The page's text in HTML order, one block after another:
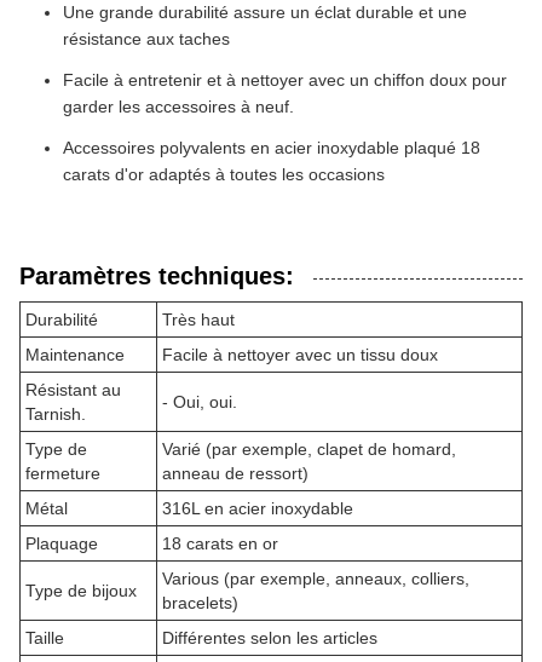
Une grande durabilité assure un éclat durable et une
résistance aux taches
Facile à entretenir et à nettoyer avec un chiffon doux pour
garder les accessoires à neuf.
Accessoires polyvalents en acier inoxydable plaqué 18
carats d'or adaptés à toutes les occasions
Paramètres techniques:
Durabilité
Très haut
Maintenance
Facile à nettoyer avec un tissu doux
Résistant au
Tarnish.
- Oui, oui.
Type de
fermeture
Varié (par exemple, clapet de homard,
anneau de ressort)
Métal
316L en acier inoxydable
Plaquage
18 carats en or
Type de bijoux
Various (par exemple, anneaux, colliers,
bracelets)
Taille
Différentes selon les articles